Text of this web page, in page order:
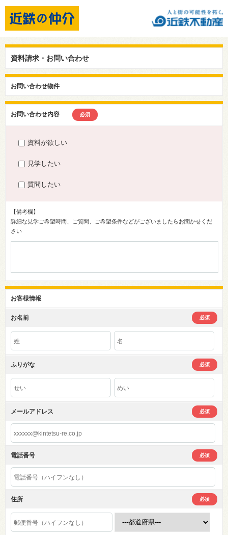
資料請求・お問い合わせ
お問い合わせ物件
お問い合わせ内容 必須
資料が欲しい
見学したい
質問したい
【備考欄】
詳細な見学ご希望時間、ご質問、ご希望条件などがございましたらお聞かせくだ
さい
お客様情報
お名前 必須
ふりがな 必須
メールアドレス 必須
電話番号 必須
住所 必須